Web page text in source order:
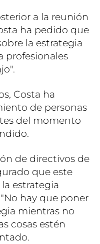
a la reunión
ha pedido que
la estrategia
profesionales
Costa ha
de personas
del momento
de directivos de
que este
estrategia
hay que poner
mientras no
cosas estén